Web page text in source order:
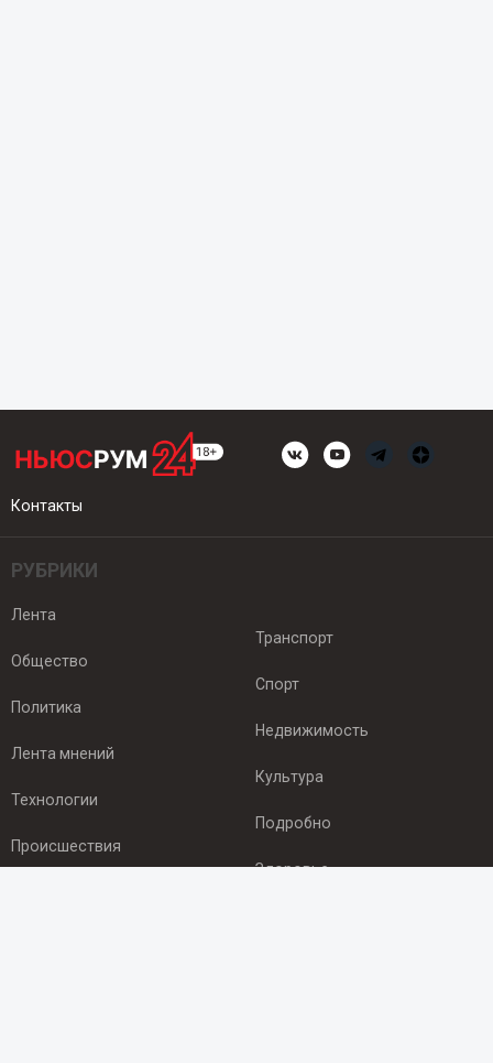
Контакты
РУБРИКИ
Лента
Общество
Политика
Лента мнений
Технологии
Происшествия
Транспорт
Спорт
Недвижимость
Культура
Подробно
Здоровье